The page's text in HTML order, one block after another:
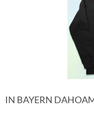
IN BAYERN